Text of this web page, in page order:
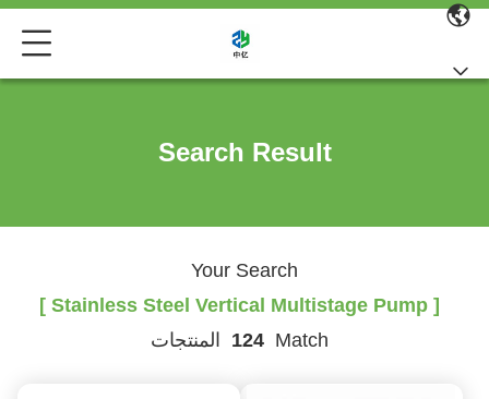
Search Result
Your Search
[ Stainless Steel Vertical Multistage Pump ]
124 المنتجات